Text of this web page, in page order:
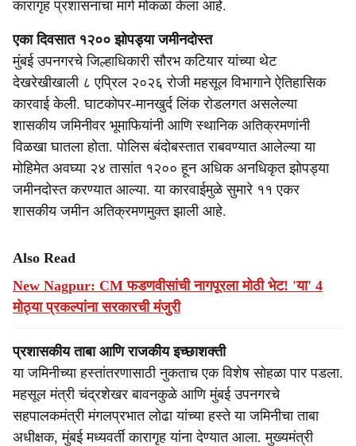
कारागृह प्रशासनाचा मार्ग मोकळा केला आहे.
एका दिवसात १२०० झोपड्या जमीनदोस्त
मुंबई उपनगरचे जिल्हाधिकारी सौरभ कटियार यांच्या थेट
देखरेखीखाली ८ एप्रिल २०२६ रोजी महसूल विभागाने ऐतिहासिक
कारवाई केली. घाटकोपर-मानखुर्द लिंक रोडलगत असलेल्या
शासकीय जमिनीवर भूमाफियांनी आणि स्थानिक अतिक्रमणांनी
विळखा घातला होता. पोलिस बंदोबस्तात राबवण्यात आलेल्या या
मोहिमेत अवघ्या २४ तासांत १२०० हून अधिक अनधिकृत झोपड्या
जमीनदोस्त करण्यात आल्या. या कारवाईमुळे सुमारे ११ एकर
शासकीय जमीन अतिक्रमणमुक्त झाली आहे.
Also Read
New Nagpur: CM फडणवीसांची नागपूरला मोठी भेट! 'या' 4
मोठ्या प्रकल्पांना सरकारची मंजुरी
प्रशासकीय ताबा आणि राजकीय इच्छाशक्ती
या जमिनीच्या हस्तांतरणासाठी नुकताच एक विशेष सोहळा पार पडला.
महसूल मंत्री चंद्रशेखर बावनकुळे आणि मुंबई उपनगरचे
सहपालकमंत्री मंगलप्रभात लोढा यांच्या हस्ते या जमिनीचा ताबा
अधीक्षक, मुंबई मध्यवर्ती कारागृह यांना देण्यात आला. मुख्यमंत्री